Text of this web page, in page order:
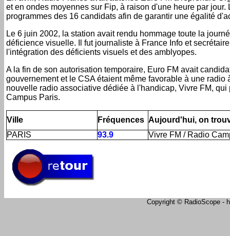
et en ondes moyennes sur Fip, à raison d'une heure par
programmes des 16 candidats afin de garantir une égalité
Le 6 juin 2002, la station avait rendu hommage toute la
déficience visuelle. Il fut journaliste à France Info et
l'intégration des déficients visuels et des amblyopes.
A la fin de son autorisation temporaire, Euro FM avait
gouvernement et le CSA étaient même favorable à une
nouvelle radio associative dédiée à l'handicap, Vivre FM,
Campus Paris.
Ville Fréquences Aujourd'hui, on
PARIS
93.9 Vivre FM / Radio
Copyright © RadioScope -